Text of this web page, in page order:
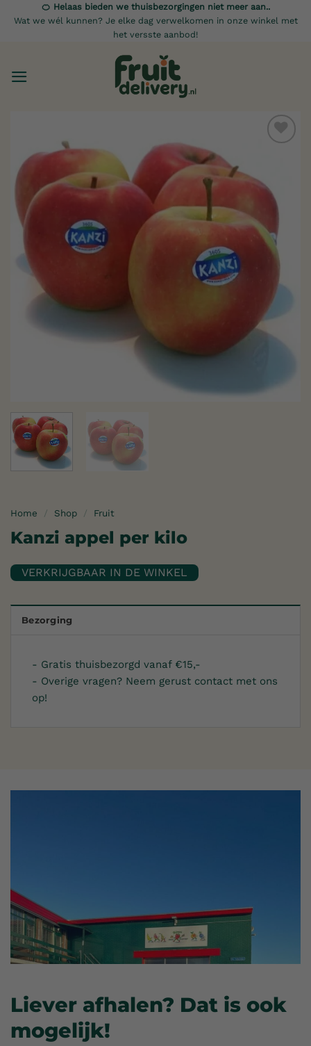
naar
🍊 Helaas bieden we thuisbezorgingen niet meer aan..
Wat we wél kunnen? Je elke dag verwelkomen in onze winkel met
het versste aanbod!
verlanglijst
Home / Shop / Fruit
Kanzi appel per kilo
Bezorging
- Gratis thuisbezorgd vanaf €15,-
- Overige vragen? Neem gerust contact met ons
op!
Liever afhalen? Dat is ook
mogelijk!